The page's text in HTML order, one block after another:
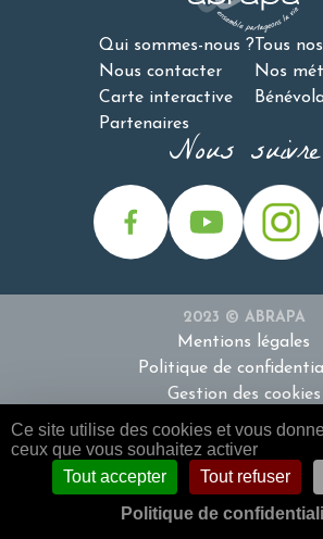
Qui sommes-nous ?
Nous contacter
Carte interactive
Partenaires
Tous
Nos
Nous suivre
2023 © ABRAPA
Mentions légales
Politique de
Gestion des cookies
Contactez-nous
Ce site utilise des cookies et vous
ceux que vous souhaitez activer
Tout accepter
Tout refuser
Politique de